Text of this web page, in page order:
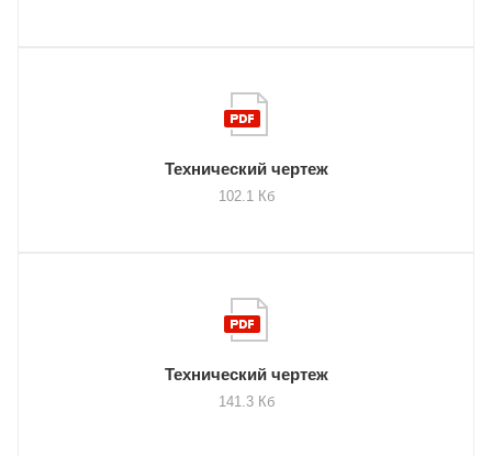
Технический чертеж
102.1 Кб
Технический чертеж
141.3 Кб